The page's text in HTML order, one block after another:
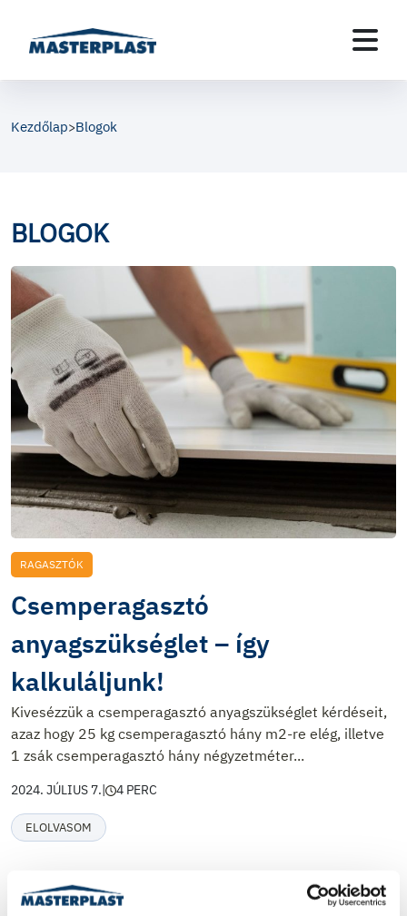
Kezdőlap>Blogok
BLOGOK
RAGASZTÓK
Csemperagasztó
anyagszükséglet – így
kalkuláljunk!
Kivesézzük a csemperagasztó anyagszükséglet kérdéseit,
azaz hogy 25 kg csemperagasztó hány m2-re elég, illetve
1 zsák csemperagasztó hány négyzetméter...
2024. JÚLIUS 7.| 4 PERC
ELOLVASOM